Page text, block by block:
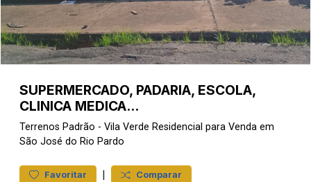
SUPERMERCADO, PADARIA, ESCOLA,
CLINICA MEDICA...
Terrenos Padrão - Vila Verde Residencial para Venda em
São José do Rio Pardo
Favoritar | Comparar